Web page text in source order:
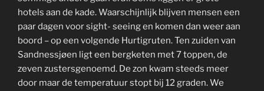
hotels aan de kade. Waarschijnlijk blijven mensen een
paar dagen voor sight- seeing en komen dan weer aan
boord – op een volgende Hurtigruten. Ten zuiden van
Sandnessjøen ligt een bergketen met 7 toppen, de
zeven zustersgenoemd. De zon kwam steeds meer
door maar de temperatuur stopt bij 12 graden. We